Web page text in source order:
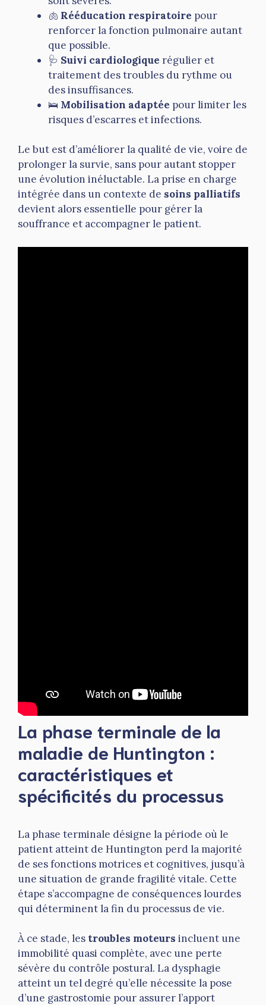
🫁 Rééducation respiratoire pour
renforcer la fonction pulmonaire autant
que possible.
🩺 Suivi cardiologique régulier et
traitement des troubles du rythme ou
des insuffisances.
🛌 Mobilisation adaptée pour limiter les
risques d’escarres et infections.
Le but est d’améliorer la qualité de vie, voire de
prolonger la survie, sans pour autant stopper
une évolution inéluctable. La prise en charge
intégrée dans un contexte de soins palliatifs
devient alors essentielle pour gérer la
souffrance et accompagner le patient.
La phase terminale de la
maladie de Huntington :
caractéristiques et
spécificités du processus
La phase terminale désigne la période où le
patient atteint de Huntington perd la majorité
de ses fonctions motrices et cognitives, jusqu’à
une situation de grande fragilité vitale. Cette
étape s’accompagne de conséquences lourdes
qui déterminent la fin du processus de vie.
À ce stade, les troubles moteurs incluent une
immobilité quasi complète, avec une perte
sévère du contrôle postural. La dysphagie
atteint un tel degré qu’elle nécessite la pose
d’une gastrostomie pour assurer l’apport